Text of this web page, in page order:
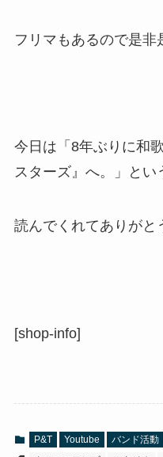
フリマもあるので是非
今日は「8年ぶりに和
スターズ』へ。」とい
読んでくれてありがと
[shop-info]
P&T Youtube バンド活動